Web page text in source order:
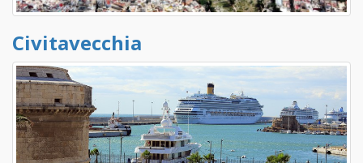
Civitavecchia